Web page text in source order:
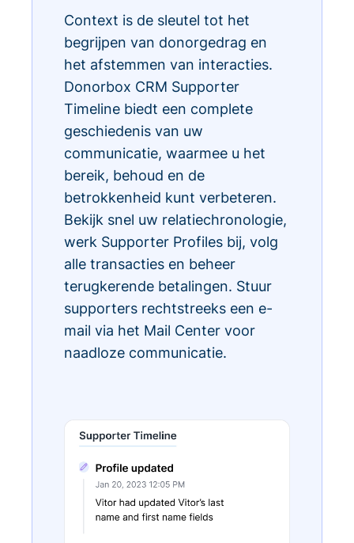
Context is de sleutel tot het
begrijpen van donorgedrag en
het afstemmen van interacties.
Donorbox CRM Supporter
Timeline biedt een complete
geschiedenis van uw
communicatie, waarmee u het
bereik, behoud en de
betrokkenheid kunt verbeteren.
Bekijk snel uw relatiechronologie,
werk Supporter Profiles bij, volg
alle transacties en beheer
terugkerende betalingen. Stuur
supporters rechtstreeks een e-
mail via het Mail Center voor
naadloze communicatie.